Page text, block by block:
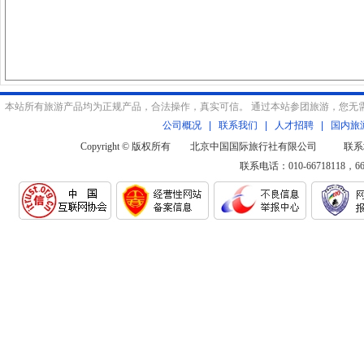
本站所有旅游产品均为正规产品，合法操作，真实可信。 通过本站参团旅游，您
公司概况
联系我们 人才招聘
国内旅
Copyright © 版权所有 北京中国国际旅行社有限公司 联系
联系电话：010-66718118